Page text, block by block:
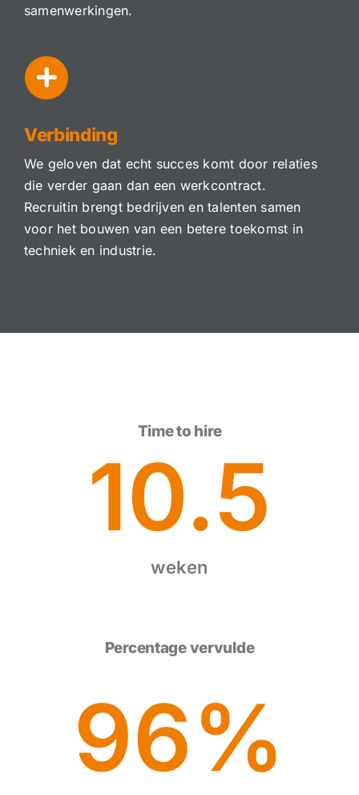
samenwerkingen.
Verbinding
We geloven dat echt succes komt door relaties
die verder gaan dan een werkcontract.
Recruitin brengt bedrijven en talenten samen
voor het bouwen van een betere toekomst in
techniek en industrie.
Time to hire
10.5
weken
Percentage vervulde
96%